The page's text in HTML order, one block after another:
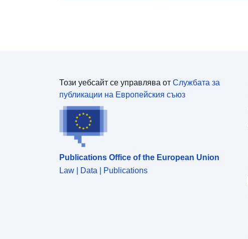
Този уебсайт се управлява от Службата за
публикации на Европейския съюз
Publications Office of the European Union
Law | Data | Publications